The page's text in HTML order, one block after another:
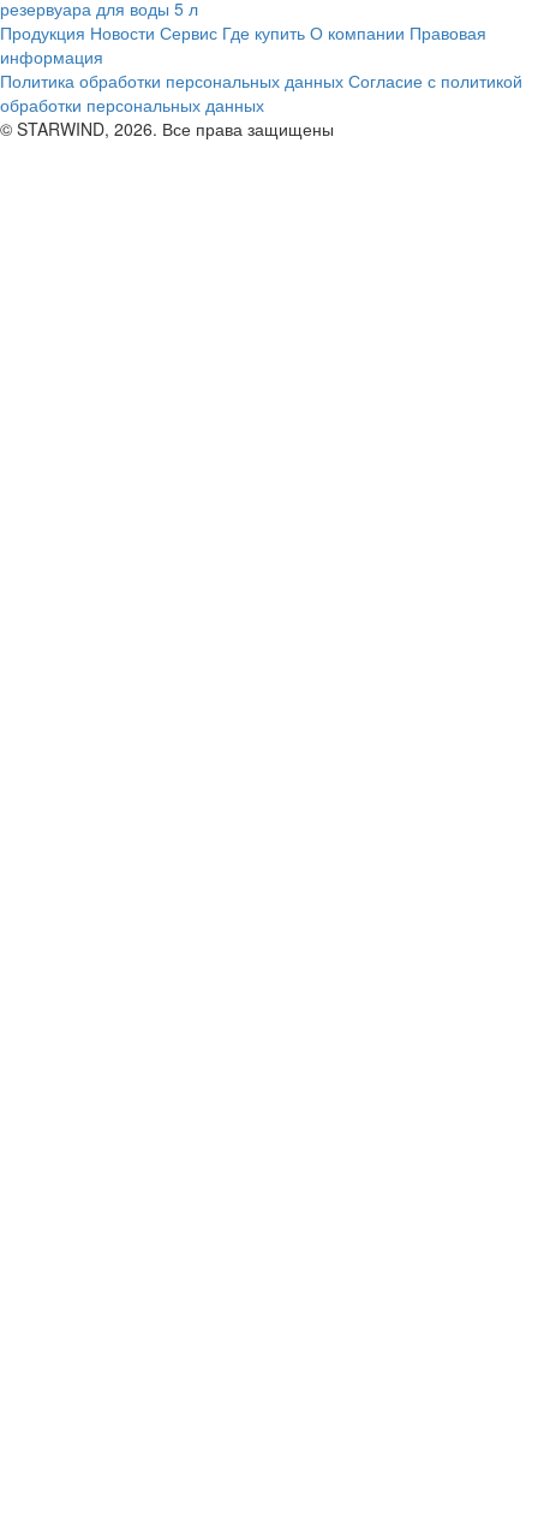
резервуара для воды 5 л
Продукция Новости Сервис Где купить О компании Правовая
информация
Политика обработки персональных данных Согласие с политикой
обработки персональных данных
© STARWIND, 2026. Все права защищены